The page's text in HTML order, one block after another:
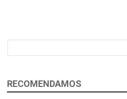
RECOMENDAMOS